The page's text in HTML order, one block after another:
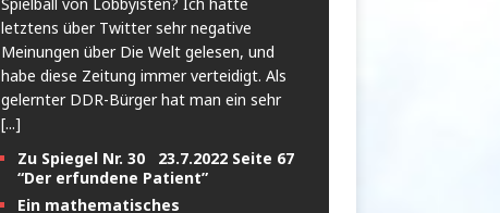
letztens über Twitter sehr negative
Meinungen über Die Welt gelesen, und
habe diese Zeitung immer verteidigt. Als
gelernter DDR-Bürger hat man ein sehr
[...]
Zu Spiegel Nr. 30 23.7.2022 Seite 67
“Der erfundene Patient”
Ein mathematisches